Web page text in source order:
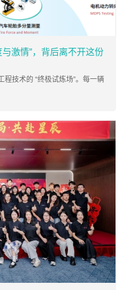
与激情”，背后离不开这份
技术的 “终极试炼场”。每一辆